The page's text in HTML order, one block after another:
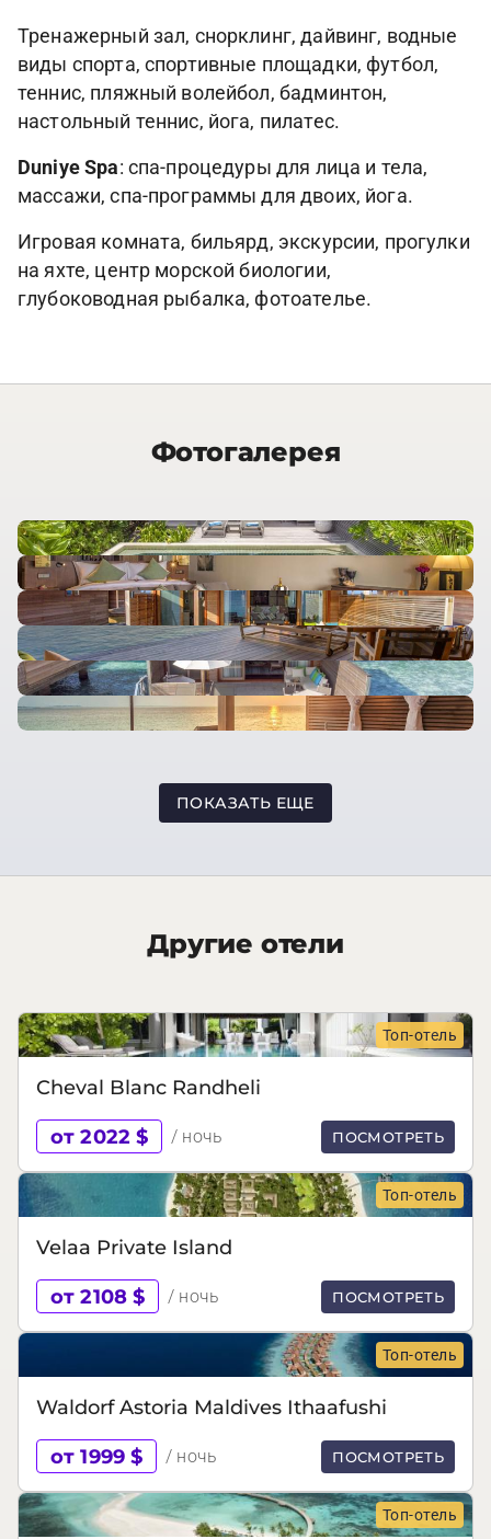
Тренажерный зал, снорклинг, дайвинг, водные
виды спорта, спортивные площадки, футбол,
теннис, пляжный волейбол, бадминтон,
настольный теннис, йога, пилатес.
Duniye Spa: спа-процедуры для лица и тела,
массажи, спа-программы для двоих, йога.
Игровая комната, бильярд, экскурсии, прогулки
на яхте, центр морской биологии,
глубоководная рыбалка, фотоателье.
Фотогалерея
ПОКАЗАТЬ ЕЩЕ
Другие отели
Топ-отель
Cheval Blanc Randheli
от 2022 $ / ночь ПОСМОТРЕТЬ
Топ-отель
Velaa Private Island
от 2108 $ / ночь ПОСМОТРЕТЬ
Топ-отель
Waldorf Astoria Maldives Ithaafushi
от 1999 $ / ночь ПОСМОТРЕТЬ
Топ-отель